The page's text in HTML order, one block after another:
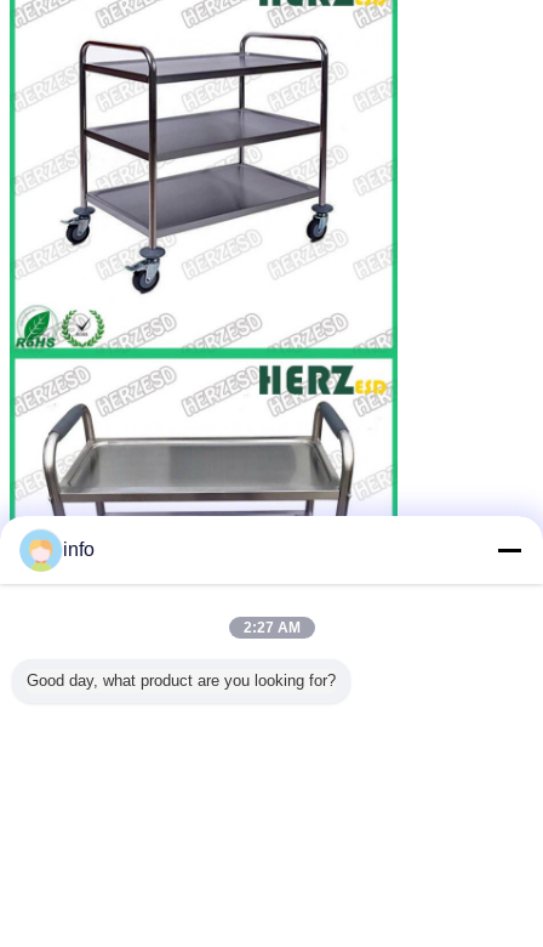
info
2:27 AM
Good day, what product are you looking for?